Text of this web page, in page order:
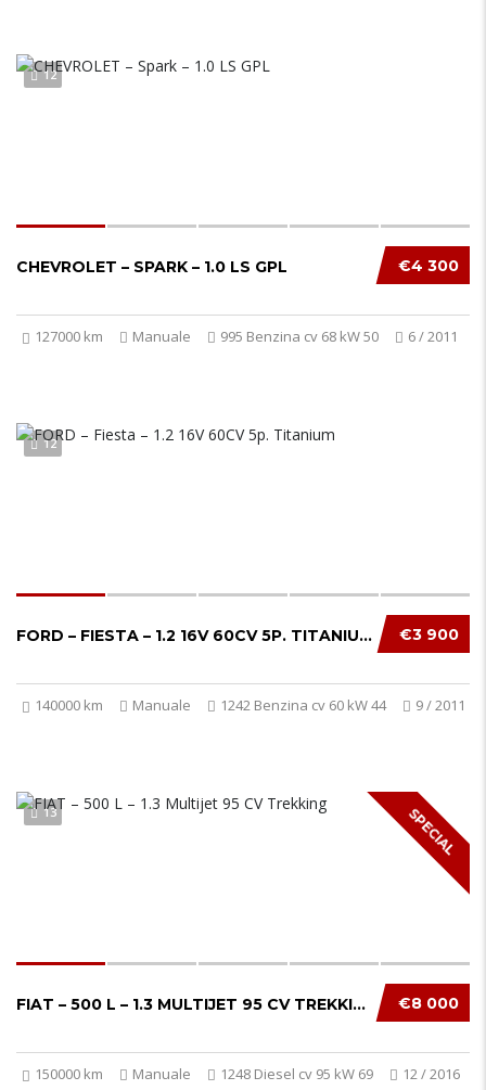
12
€4 300
CHEVROLET – SPARK – 1.0 LS GPL
127000 km Manuale 995 Benzina cv 68 kW 50 6 / 2011
12
€3 900
FORD – FIESTA – 1.2 16V 60CV 5P. TITANIUM...
140000 km Manuale 1242 Benzina cv 60 kW 44 9 / 2011
SPECIAL
13
€8 000
FIAT – 500 L – 1.3 MULTIJET 95 CV TREKKING...
150000 km Manuale 1248 Diesel cv 95 kW 69 12 / 2016